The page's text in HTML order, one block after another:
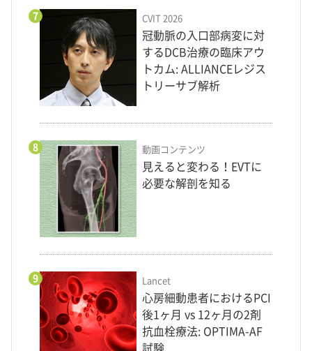
7 CVIT 2026
冠動脈の入口部病変に対
するDCB治療の臨床アウ
トカム: ALLIANCEレジス
トリーサブ解析
8 動画コンテンツ
見えると変わる！EVTに
必要な解剖を知る
9 Lancet
心房細動患者におけるPCI
後1ヶ月 vs 12ヶ月の2剤
抗血栓療法: OPTIMA-AF
試験